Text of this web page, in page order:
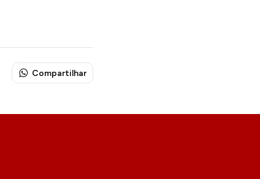
Compartilhar